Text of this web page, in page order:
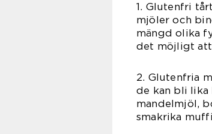
1. Glutenfri
mjöler och
mängd olika
det möjligt
2. Glutenfria
de kan bli lika
mandelmjöl,
smakrika